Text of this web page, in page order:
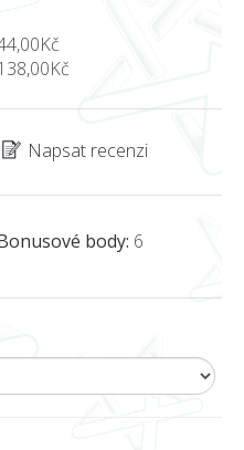
Napsat recenzi
body: 6